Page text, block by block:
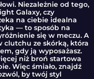
Niezależnie od tego,
Galaxy, czy
na ciebie idealna
— to sposób na
się w meczu. A
clutchu ze skórką, która
gdy ją wyposażasz.
niż broń startowa
Więc śmiało, znajdź
by twój styl